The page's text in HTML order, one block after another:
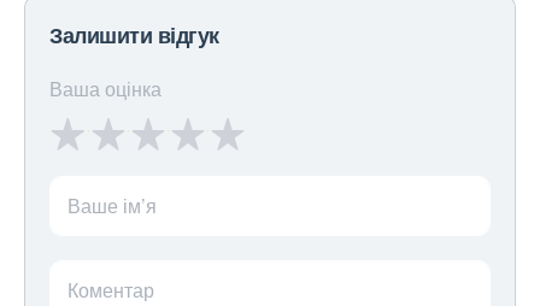
Залишити відгук
Ваша оцінка
Ваше ім’я
Коментар